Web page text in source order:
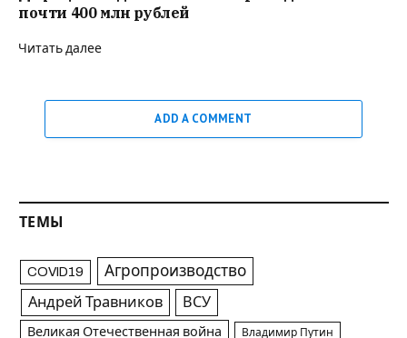
почти 400 млн рублей
Читать далее
ADD A COMMENT
ТЕМЫ
COVID19 Агропроизводство
Андрей Травников ВСУ
Великая Отечественная война Владимир Путин